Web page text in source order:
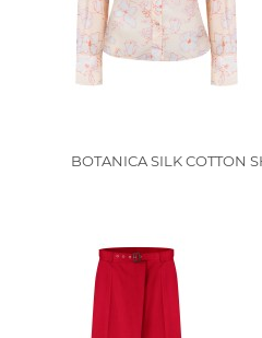
BOTANICA SILK COTTON